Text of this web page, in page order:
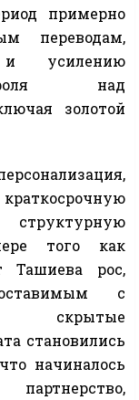
примерно
переводам,
и усилению
над
золотой
того как
Ташиева рос,
с
скрытые
становились
начиналось